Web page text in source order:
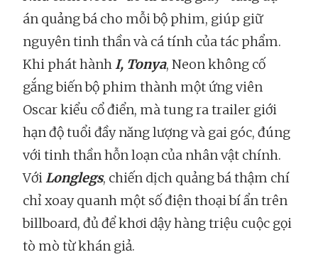
án quảng bá cho mỗi bộ phim, giúp giữ
nguyên tinh thần và cá tính của tác phẩm.
Khi phát hànhI, Tonya, Neon không cố
gắng biến bộ phim thành một ứng viên
Oscar kiểu cổ điển, mà tung ra trailer giới
hạn độ tuổi đầy năng lượng và gai góc, đúng
với tinh thần hỗn loạn của nhân vật chính.
VớiLonglegs, chiến dịch quảng bá thậm chí
chỉ xoay quanh một số điện thoại bí ẩn trên
billboard, đủ để khơi dậy hàng triệu cuộc gọi
tò mò từ khán giả.